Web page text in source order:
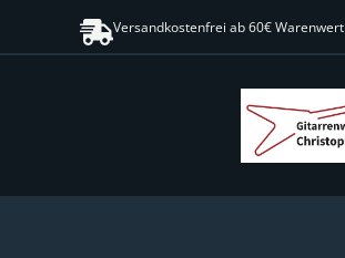
Versandkostenfrei ab 60€ Warenwert